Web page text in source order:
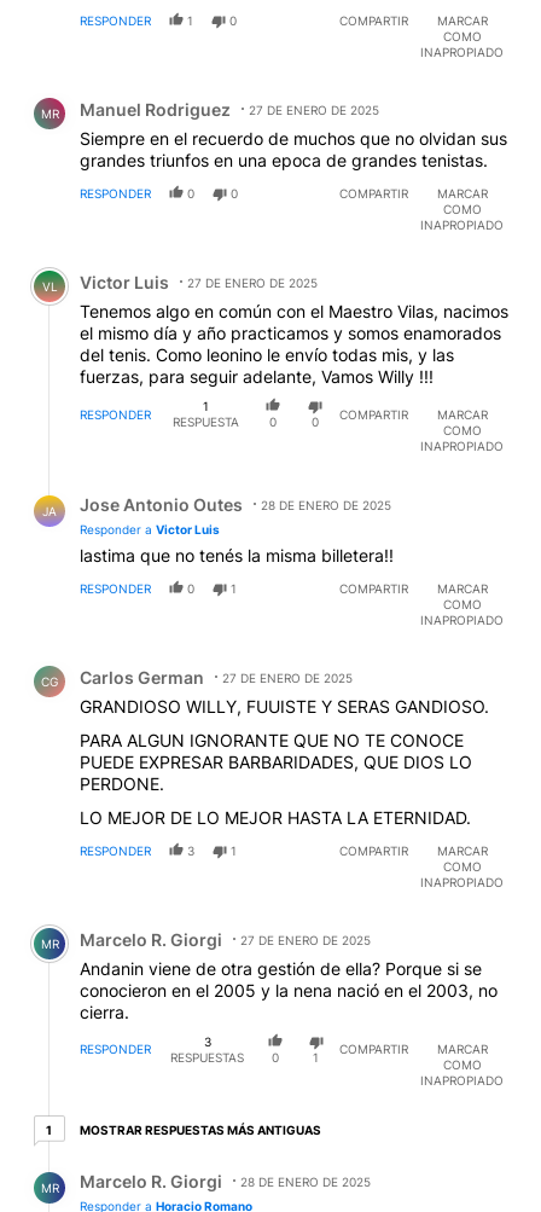
RESPONDER 1 0 COMPARTIR
MARCAR
COMO
INAPROPIADO
MR Manuel Rodriguez 27 DE ENERO DE 2025
Siempre en el recuerdo de muchos que no olvidan sus
grandes triunfos en una epoca de grandes tenistas.
RESPONDER 0 0 COMPARTIR
MARCAR
COMO
INAPROPIADO
Comentario de Victor Luis.
VL Victor Luis 27 DE ENERO DE 2025
Tenemos algo en común con el Maestro Vilas, nacimos
el mismo día y año practicamos y somos enamorados
del tenis. Como leonino le envío todas mis, y las
fuerzas, para seguir adelante, Vamos Willy !!!
RESPONDER
1
RESPUESTA
0 0
COMPARTIR
MARCAR
COMO
INAPROPIADO
JA Jose Antonio Outes
28 DE ENERO DE 2025
Responder a Victor Luis
lastima que no tenés la misma billetera!!
RESPONDER 0 1 COMPARTIR
MARCAR
COMO
INAPROPIADO
CG Carlos German 27 DE ENERO DE 2025
GRANDIOSO WILLY, FUUISTE Y SERAS GANDIOSO.
PARA ALGUN IGNORANTE QUE NO TE CONOCE
PUEDE EXPRESAR BARBARIDADES, QUE DIOS LO
PERDONE.
LO MEJOR DE LO MEJOR HASTA LA ETERNIDAD.
RESPONDER 3 1 COMPARTIR
MARCAR
COMO
INAPROPIADO
Comentario de Marcelo R. Giorgi.
MR Marcelo R. Giorgi 27 DE ENERO DE 2025
Andanin viene de otra gestión de ella? Porque si se
conocieron en el 2005 y la nena nació en el 2003, no
cierra.
RESPONDER
3
RESPUESTAS
0 1
COMPARTIR
MARCAR
COMO
INAPROPIADO
11 respuesta más antiguas
MOSTRAR RESPUESTAS MÁS ANTIGUAS
MR Marcelo R. Giorgi
28 DE ENERO DE 2025
Responder a Horacio Romano